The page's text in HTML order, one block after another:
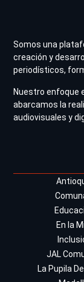
Somos una
creación y
periodísticos,
Nuestro enfoque
abarcamos la
audiovisuales y
En la
JAL
La Pupila